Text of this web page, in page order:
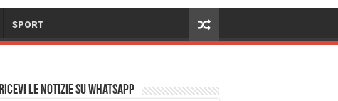
SPORT
Ricevi le notizie su Whatsapp